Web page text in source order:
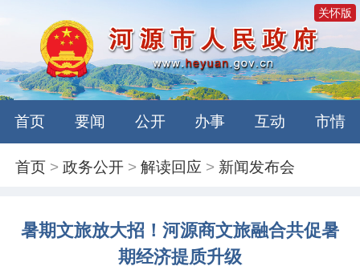
关怀版
首页 要闻 公开 办事 互动 市情
首页 >政务公开 >解读回应 > 新闻发布会
暑期文旅放大招！河源商文旅融合共促暑
期经济提质升级